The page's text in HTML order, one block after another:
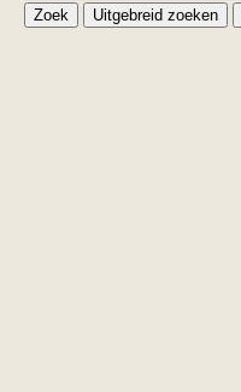
Zoek Uitgebreid zoeken